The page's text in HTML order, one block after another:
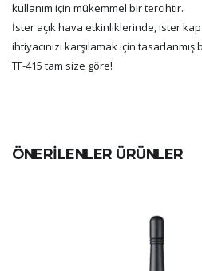
kullanım için mükemmel bir tercihtir.
İster açık hava etkinliklerinde, ister
ihtiyacınızı karşılamak için
TF-415 tam size göre!
ÖNERİLENLER ÜRÜNLER